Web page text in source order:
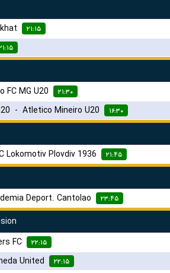
۲۱:۱۵
FC MG U20 ۲۱:۳۰
- Atletico Mineiro U20 ۱۶:۳۰
Lokomotiv Plovdiv 1936 ۲۱:۴۵
Deport. Cantolao ۲۳:۴۵
FC ۲۲:۱۵
United ۲۲:۱۵